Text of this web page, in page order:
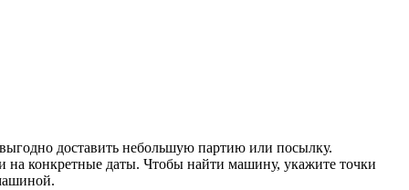
доставить небольшую партию или посылку.
на конкретные даты. Чтобы найти машину, укажите точки